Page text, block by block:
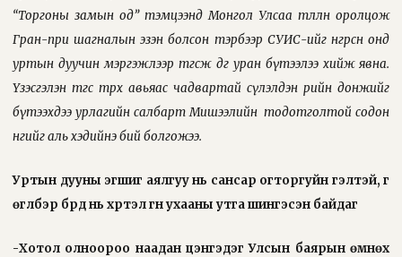
“Торгоны замын од” тэмцээнд Монгол Улсаа төлөөлөн оролцож
Гран-при шагналын эзэн болсон тэрбээр СУИС-ийг өнгөрсөн онд
уртын дуучин мэргэжлээр төгсөж өдгөө уран бүтээлээ хийж явна.
Үзэсгэлэн төгс төрх авьяас чадвартай сүлэлдэн өөрийн донжийг
бүтээхдээ урлагийн салбарт Мишээлийн тодотголтой содон
өнгийг аль хэдийнэ бий болгожээ.
Уртын дууны эгшиг аялгуу нь сансар огторгуйн гэлтэй, үг
өгүүлбэр бүрд нь хүртэл гүн ухааны утга шингэсэн байдаг
-Хотол олноороо наадан цэнгэдэг Улсын баярын өмнөх